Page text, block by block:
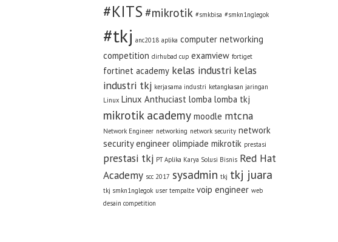
#KITS #mikrotik #smkbisa #smkn1nglegok
#tkj anc2018 aplika computer networking
competition dirhubad cup examview fortiget
fortinet academy kelas industri kelas
industri tkj kerjasama industri ketangkasan jaringan
Linux Linux Anthuciast lomba lomba tkj
mikrotik academy moodle mtcna
Network Engineer networking network security network
security engineer olimpiade mikrotik prestasi
prestasi tkj PT Aplika Karya Solusi Bisnis Red Hat
Academy scc 2017 sysadmin tkj tkj juara
tkj smkn1nglegok user tempalte voip engineer web
desain competition